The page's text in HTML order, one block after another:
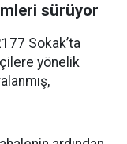
sürüyor
Sokak’ta
yönelik